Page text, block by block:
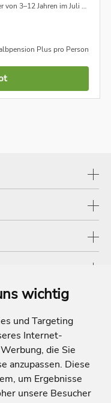
wichtig
und Targeting
Internet-
die Sie
anzupassen. Diese
um Ergebnisse
unsere Besucher
4-6 Stunden am Nachmittag, betreut durch das Hotelpersonal
Plus pro Person
der Hotels, bei
des Reiseveranstalters.